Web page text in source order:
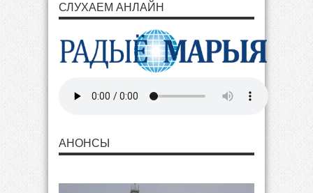
СЛУХАЕМ АНЛАЙН
АНОНСЫ